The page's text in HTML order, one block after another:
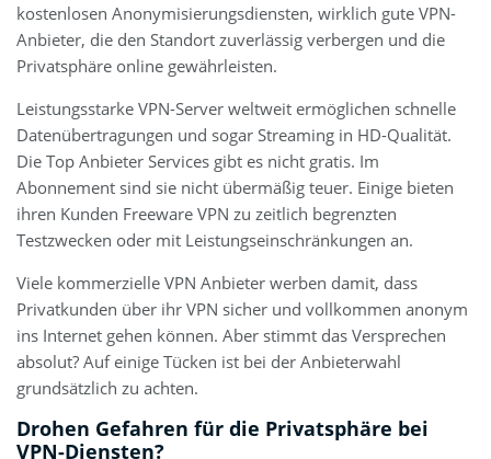
kostenlosen Anonymisierungsdiensten, wirklich gute VPN-
Anbieter, die den Standort zuverlässig verbergen und die
Privatsphäre online gewährleisten.
Leistungsstarke VPN-Server weltweit ermöglichen schnelle
Datenübertragungen und sogar Streaming in HD-Qualität.
Die Top Anbieter Services gibt es nicht gratis. Im
Abonnement sind sie nicht übermäßig teuer. Einige bieten
ihren Kunden Freeware VPN zu zeitlich begrenzten
Testzwecken oder mit Leistungseinschränkungen an.
Viele kommerzielle VPN Anbieter werben damit, dass
Privatkunden über ihr VPN sicher und vollkommen anonym
ins Internet gehen können. Aber stimmt das Versprechen
absolut? Auf einige Tücken ist bei der Anbieterwahl
grundsätzlich zu achten.
Drohen Gefahren für die Privatsphäre bei
VPN-Diensten?